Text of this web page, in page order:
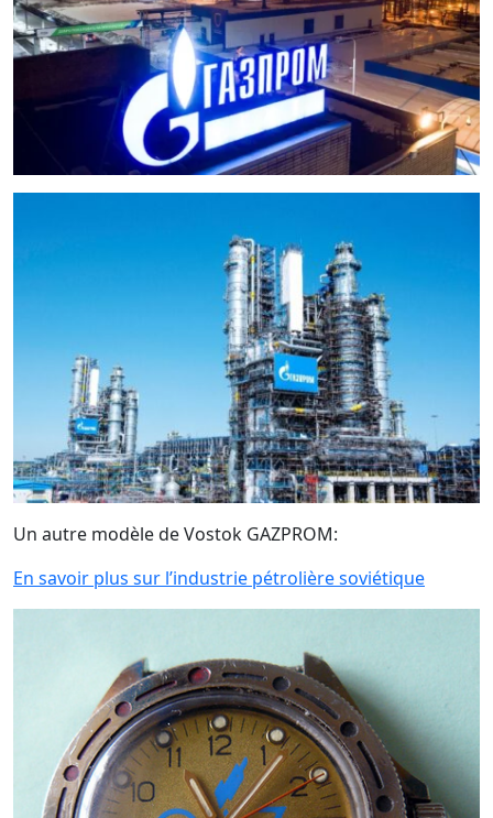
Un autre modèle de Vostok GAZPROM:
En savoir plus sur l’industrie pétrolière soviétique